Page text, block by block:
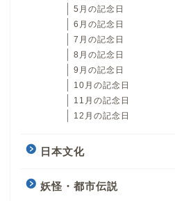
5月の記念日
6月の記念日
7月の記念日
8月の記念日
9月の記念日
10月の記念日
11月の記念日
12月の記念日
日本文化
妖怪・都市伝説